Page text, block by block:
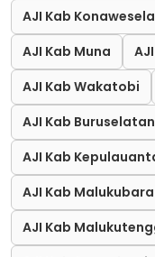
AJI Kab
AJI Kab Muna
AJI Kab Wakatobi
AJI Kab Buruselatan
AJI Kab
AJI Kab
AJI Kab